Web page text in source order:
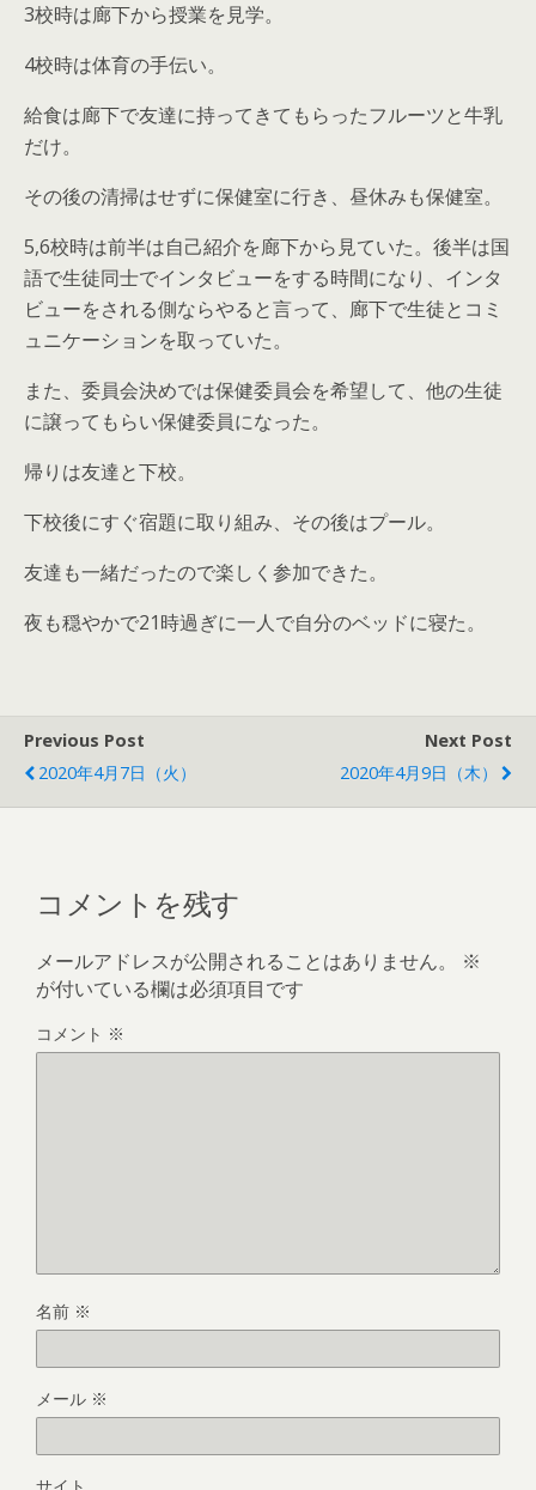
3校時は廊下から授業を見学。
4校時は体育の手伝い。
給食は廊下で友達に持ってきてもらったフルーツと牛乳
だけ。
その後の清掃はせずに保健室に行き、昼休みも保健室。
5,6校時は前半は自己紹介を廊下から見ていた。後半は国
語で生徒同士でインタビューをする時間になり、インタ
ビューをされる側ならやると言って、廊下で生徒とコミ
ュニケーションを取っていた。
また、委員会決めでは保健委員会を希望して、他の生徒
に譲ってもらい保健委員になった。
帰りは友達と下校。
下校後にすぐ宿題に取り組み、その後はプール。
友達も一緒だったので楽しく参加できた。
夜も穏やかで21時過ぎに一人で自分のベッドに寝た。
Previous Post
2020年4月7日（火）
Next Post
2020年4月9日（木）
コメントを残す
メールアドレスが公開されることはありません。
※
が付いている欄は必須項目です
コメント ※
名前 ※
メール ※